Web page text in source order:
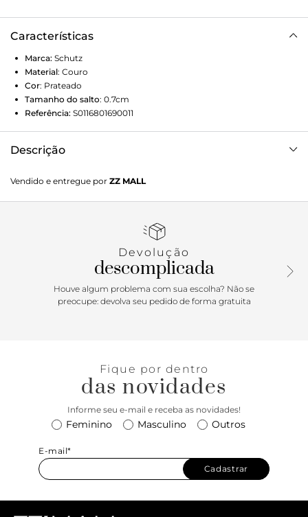
Características
Marca: Schutz
Material: Couro
Cor: Prateado
Tamanho do salto: 0.7cm
Referência: S0116801690011
Descrição
podem sim andar (literalmente) juntos! O design com
delicadas tiras tipo flip-flop (shape que conquistou
colorido adicionam um ar trendy que tira esse slide do
você quer usar com tudo? Essa aqui acompanha produções
com vestidos e saias de todos os comprimentos, calças
jeans cropped, alfaiataria... Você vai querer uma de cada
Vendido e entregue por ZZ MALL
Devolução
descomplicada
Houve algum problema com sua escolha? Não se
preocupe: devolva seu pedido de forma gratuita
Fique por dentro
das novidades
Informe seu e-mail e receba as novidades!
Feminino Masculino Outros
E-mail*
Cadastrar